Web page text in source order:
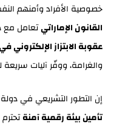
خصوصية الأفراد وأمنهم
القانون الإماراتيتعامل مع
عقوبة الابتزاز الإلكتروني
والغرامة، ووفّر آليات سريعة
إن التطور التشريعي في
تأمين بيئة رقمية آمنة